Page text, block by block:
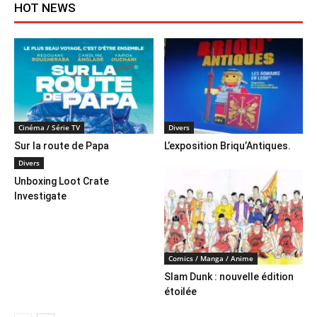
HOT NEWS
Cinéma / Série TV
Sur la route de Papa
Divers
L’exposition Briqu’Antiques.
Divers
Unboxing Loot Crate
Investigate
Comics / Manga / Anime
Slam Dunk : nouvelle édition
étoilée